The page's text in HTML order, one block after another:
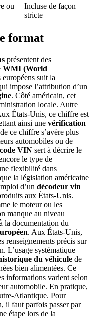
ou
Incluse de façon
stricte
format
présentent des
WMI (World
suit la
impose l’attribution d’un
. Côté américain, cet
locale. Autre
États-Unis, ce chiffre est
ainsi une vérification
ce chiffre s’avère plus
automobiles ou de
code VIN sert à décrire le
le type de
flexibilité dans
la législation américaine
d’un décodeur vin
aux États-Unis.
le moteur ou les
manque au niveau
la documentation du
. Aux États-Unis,
renseignements précis sur
L’usage systématique
du véhicule de
bien alimentées. Ce
informations varient selon
automobile. En pratique,
Atlantique. Pour
il faut parfois passer par
étape lors de la